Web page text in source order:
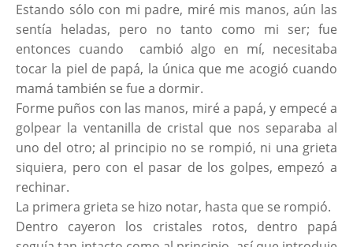
Estando sólo con mi padre, miré mis manos, aún las
sentía heladas, pero no tanto como mi ser; fue
entonces cuando cambió algo en mí, necesitaba
tocar la piel de papá, la única que me acogió cuando
mamá también se fue a dormir.
Forme puños con las manos, miré a papá, y empecé a
golpear la ventanilla de cristal que nos separaba al
uno del otro; al principio no se rompió, ni una grieta
siquiera, pero con el pasar de los golpes, empezó a
rechinar.
La primera grieta se hizo notar, hasta que se rompió.
Dentro cayeron los cristales rotos, dentro papá